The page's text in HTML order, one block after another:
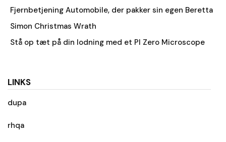
Fjernbetjening Automobile, der pakker sin egen Beretta
Simon Christmas Wrath
Stå op tæt på din lodning med et PI Zero Microscope
LINKS
dupa
rhqa